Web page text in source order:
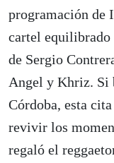
programación de
cartel equilibrado
de Sergio
Angel y Khriz. Si
Córdoba, esta
revivir los
regaló el